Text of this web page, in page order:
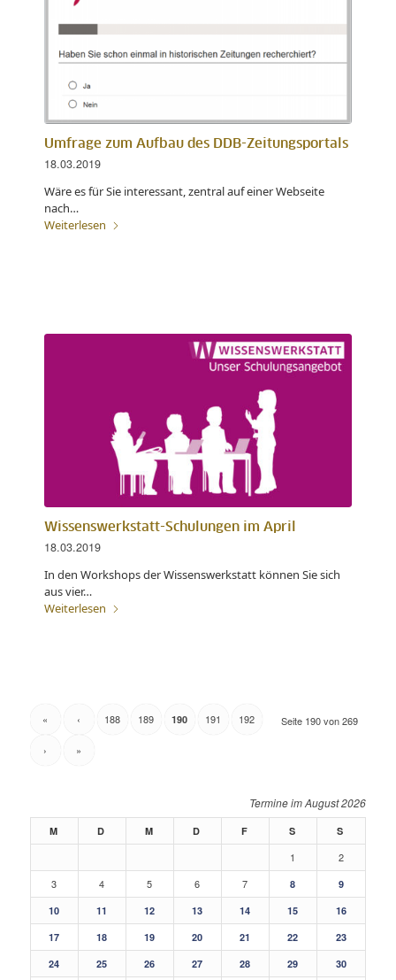
Umfrage zum Aufbau des DDB-Zeitungsportals
18.03.2019
Wäre es für Sie interessant, zentral auf einer Webseite
nach…
Weiterlesen
Wissenswerkstatt-Schulungen im April
18.03.2019
In den Workshops der Wissenswerkstatt können Sie sich
aus vier…
Weiterlesen
Seite 190 von 269
« ‹ 188 189 190 191 192
› »
August 2026
M D M D F S S
1
2
3
4 5 6 7 8
9
10
11 12 13 14 15
16
17
18 19 20 21 22
23
24
25 26 27 28 29
30